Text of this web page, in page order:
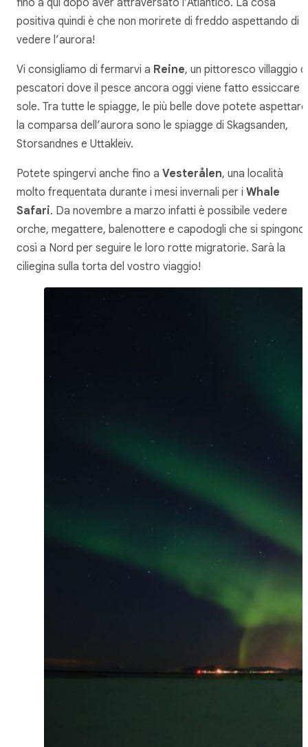
fino a qui dopo aver attraversato l’Atlantico. La cosa
positiva quindi è che non morirete di freddo aspettando di
vedere l’aurora!
Vi consigliamo di fermarvi a Reine, un pittoresco villaggio di
pescatori dove il pesce ancora oggi viene fatto essiccare
sole. Tra tutte le spiagge, le più belle dove potete aspettare
la comparsa dell’aurora sono le spiagge di Skagsanden,
Storsandnes e Uttakleiv.
Potete spingervi anche fino a Vesterålen, una località
molto frequentata durante i mesi invernali per i Whale
Safari. Da novembre a marzo infatti è possibile vedere
orche, megattere, balenottere e capodogli che si spingono
così a Nord per seguire le loro rotte migratorie. Sarà la
ciliegina sulla torta del vostro viaggio!